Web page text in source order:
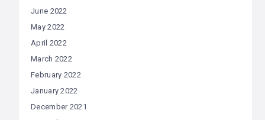
June 2022
May 2022
April 2022
March 2022
February 2022
January 2022
December 2021